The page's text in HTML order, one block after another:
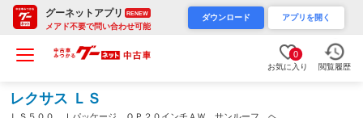
グーネットアプリ RENEW
メアド不要で問い合わせ可能
ダウンロード アプリを開く
0
お気に入り 閲覧履歴
レクサス ＬＳ